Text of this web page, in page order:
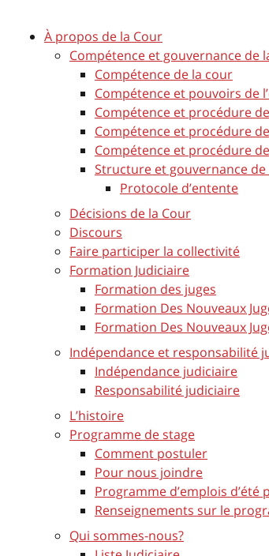
À propos de la Cour
Compétence et gouvernance de
Compétence de la cour
Compétence et pouvoirs de
Compétence et procédure
Compétence et procédure
Compétence et procédure
Structure et gouvernance de
Protocole d’entente
Décisions de la Cour
Discours
Faire participer la collectivité
Formation Judiciaire
Formation des juges
Formation Des Nouveaux
Formation Des Nouveaux
Indépendance et responsabilité
Indépendance judiciaire
Responsabilité judiciaire
L’histoire
Programme de stage
Comment postuler
Pour nous joindre
Programme d’emplois
Renseignements sur le
Qui sommes-nous?